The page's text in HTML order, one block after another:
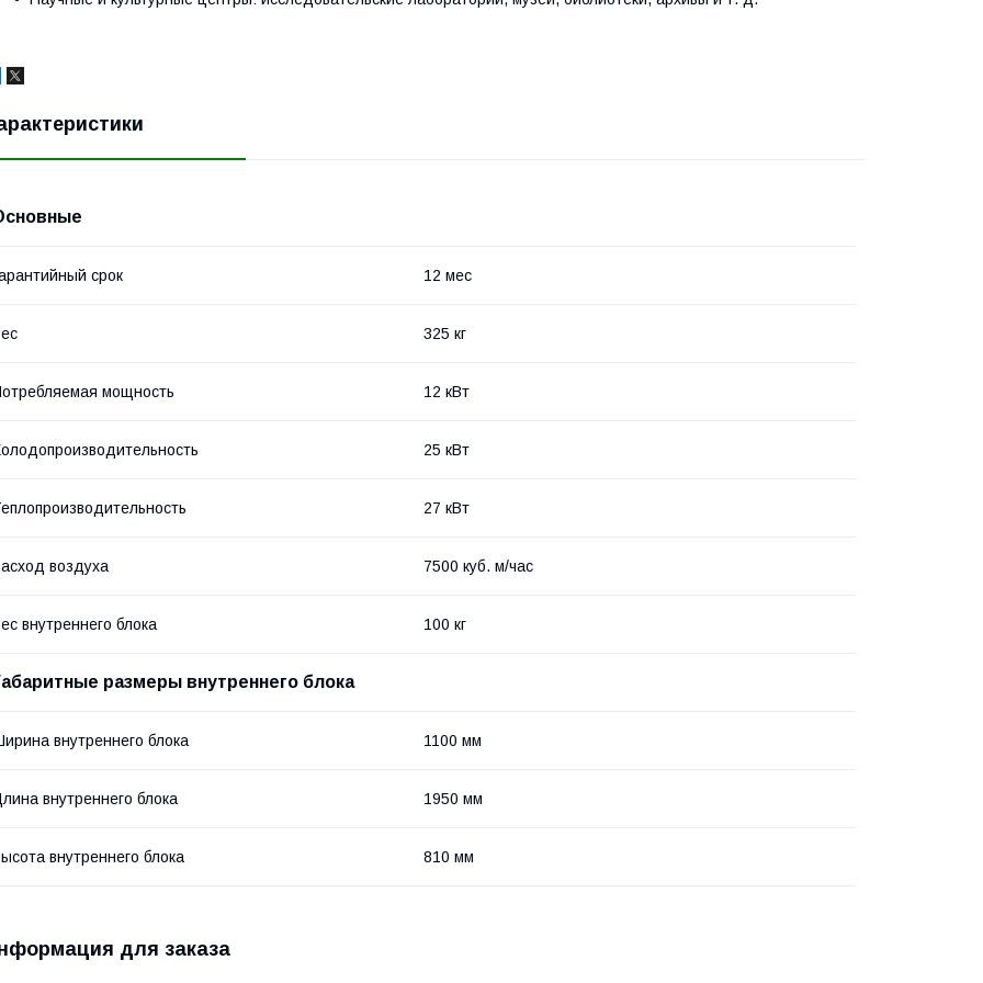
срок 12 мес
325 кг
мощность 12 кВт
25 кВт
27 кВт
воздуха 7500 куб. м/час
внутреннего блока 100 кг
размеры внутреннего блока
внутреннего блока 1100 мм
внутреннего блока 1950 мм
внутреннего блока 810 мм
для заказа